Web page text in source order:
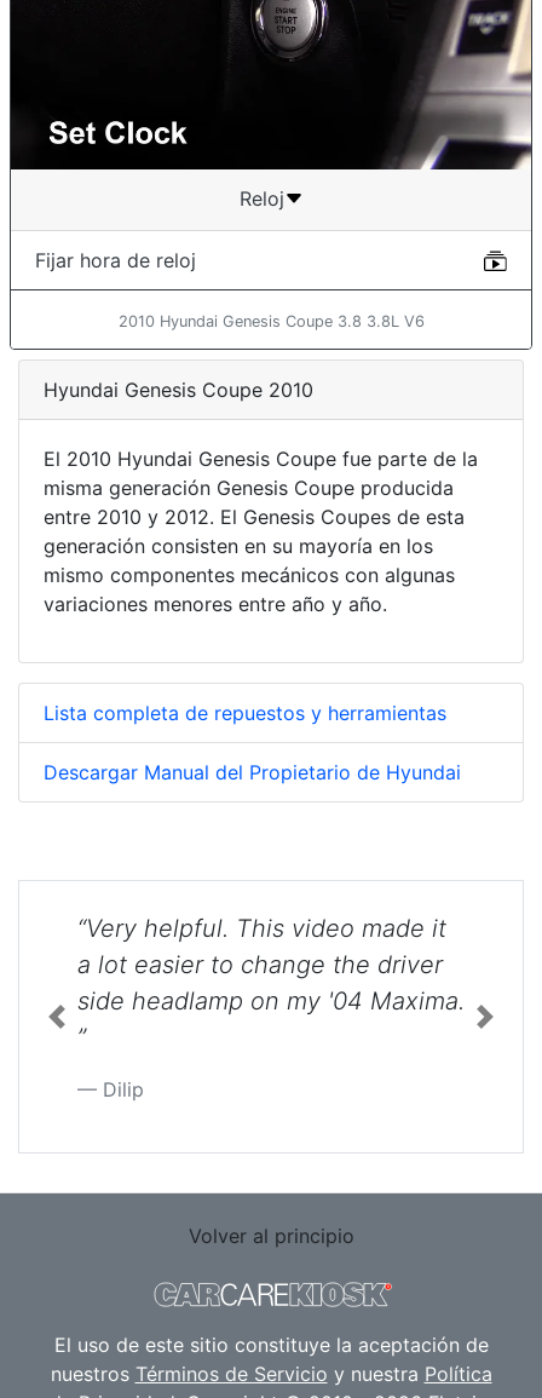
Reloj
Fijar hora de reloj
2010 Hyundai Genesis Coupe 3.8 3.8L V6
Hyundai Genesis Coupe 2010
El 2010 Hyundai Genesis Coupe fue parte de la
misma generación Genesis Coupe producida
entre 2010 y 2012. El Genesis Coupes de esta
generación consisten en su mayoría en los
mismo componentes mecánicos con algunas
variaciones menores entre año y año.
Lista completa de repuestos y herramientas
Descargar Manual del Propietario de Hyundai
“Very helpful. This video made it
a lot easier to change the driver
side headlamp on my '04 Maxima.
”
Dilip
Previous Next
Volver al principio
El uso de este sitio constituye la aceptación de
nuestros Términos de Servicio y nuestra Política